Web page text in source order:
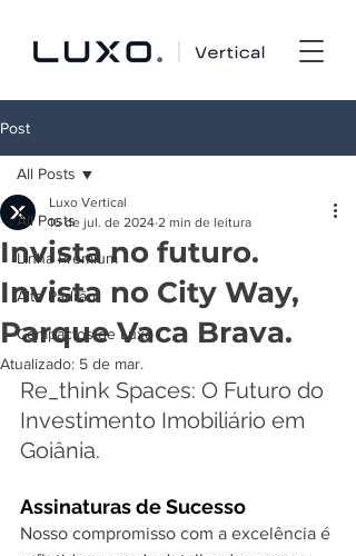
Post
All Posts
Linha Premium
Alto Padrão
Compactos de Luxo
All Posts
Invista no futuro.
Invista no City Way,
Parque Vaca Brava.
Luxo Vertical
16 de jul. de 2024 2 min de leitura
Atualizado: 5 de mar.
Re_think Spaces: O Futuro do
Investimento Imobiliário em
Goiânia.
Assinaturas de Sucesso
Nosso compromisso com a excelência é